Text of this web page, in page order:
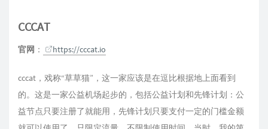
CCCAT
官网 ： https://cccat.io
cccat，戏称“草草猫”，这一家应该是在逗比根据地上面看到
的。这是一家公益机场起步的，包括公益计划和先锋计划：公
益节点只要注册了就能用，先锋计划只要支付一定的门槛金额